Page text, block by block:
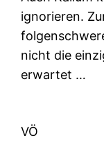
ignorieren.
nicht die
erwartet …
VÖ